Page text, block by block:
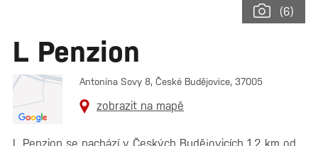
(6)
L Penzion
Antonína Sovy 8, České Budějovice, 37005
zobrazit na mapě